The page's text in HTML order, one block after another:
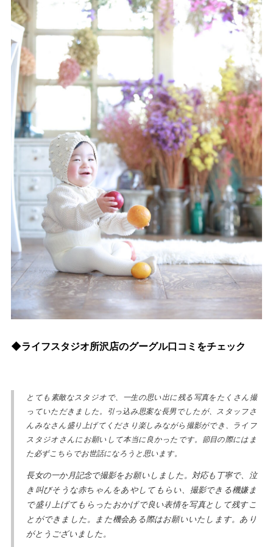
◆ライフスタジオ所沢店のグーグル口コミをチェック
とても素敵なスタジオで、一生の思い出に残る写真をたくさん撮
っていただきました。引っ込み思案な長男でしたが、スタッフさ
んみなさん盛り上げてくださり楽しみながら撮影ができ、ライフ
スタジオさんにお願いして本当に良かったです。節目の際にはま
た必ずこちらでお世話になろうと思います。
長女の一か月記念で撮影をお願いしました。対応も丁寧で、泣
き叫びそうな赤ちゃんをあやしてもらい、撮影できる機嫌ま
で盛り上げてもらったおかげで良い表情を写真として残すこ
とができました。また機会ある際はお願いいたします。あり
がとうございました。